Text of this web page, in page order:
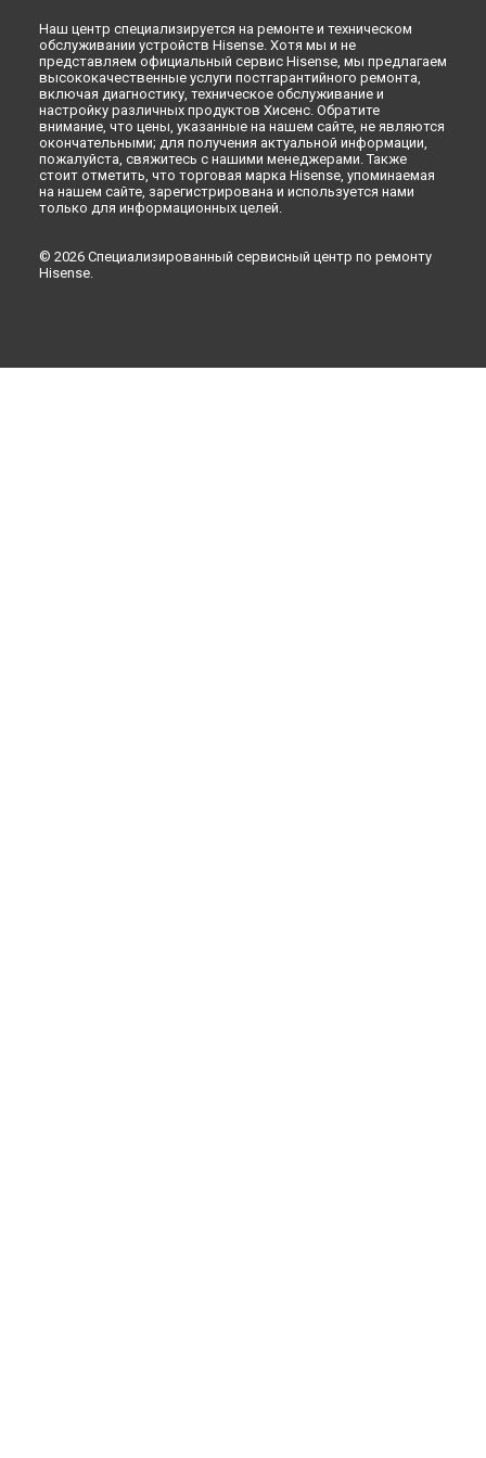
Ремонт стиральной машины WFDJ6010 Hisense в
Ремонт стиральной машины WFDJ6010 Hisense вМоскве
Наш центр специализируется на ремонте и техническом
обслуживании устройств Hisense. Хотя мы и не
представляем официальный сервис Hisense, мы предлагаем
высококачественные услуги постгарантийного ремонта,
включая диагностику, техническое обслуживание и
настройку различных продуктов Хисенс. Обратите
внимание, что цены, указанные на нашем сайте, не являются
окончательными; для получения актуальной информации,
пожалуйста, свяжитесь с нашими менеджерами. Также
стоит отметить, что торговая марка Hisense, упоминаемая
на нашем сайте, зарегистрирована и используется нами
только для информационных целей.
© 2026 Специализированный сервисный центр по ремонту
Hisense.